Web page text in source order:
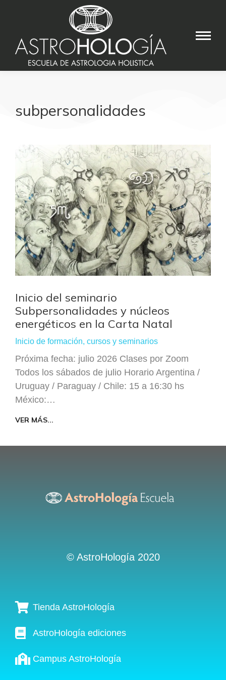
subpersonalidades
Inicio del seminario
Subpersonalidades y núcleos
energéticos en la Carta Natal
Inicio de formación, cursos y seminarios
Próxima fecha: julio 2026 Clases por Zoom
Todos los sábados de julio Horario Argentina /
Uruguay / Paraguay / Chile: 15 a 16:30 hs
México:…
VER MÁS...
© AstroHología 2020
Tienda AstroHología
AstroHología ediciones
Campus AstroHología